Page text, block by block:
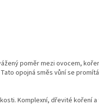
poměr mezi ovocem,
opojná směs vůní se
Komplexní, dřevité koření